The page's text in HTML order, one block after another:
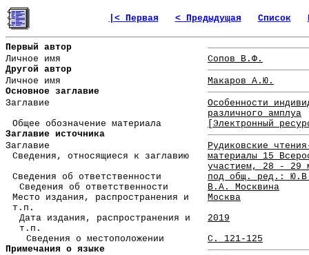
|< Первая < Предыдущая Список
Первый автор
Личное имя
Сопов В.Ф.
Другой автор
Личное имя
Макаров А.Ю.
Основное заглавие
Заглавие
Особенности
различного амплуа
Общее обозначение материала
[Электронный
Заглавие источника
Заглавие
Рудиковские
Сведения, относящиеся к заглавию
материалы 15
участием, 28 - 29
Сведения об ответственности
под общ. ред.: Ю.В.
Сведения об ответственности
В.А. Москвина
Место издания, распространения и
т.п.
Москва
Дата издания, распространения и
т.п.
2019
Сведения о местоположении
С. 121-125
Примечания о языке